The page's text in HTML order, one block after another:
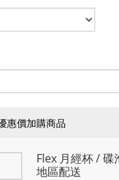
惠價加購商品
Flex 月經杯 /
地區配送